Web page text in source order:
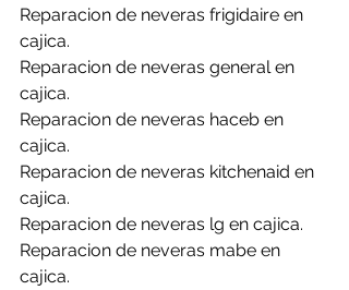
Reparacion de neveras frigidaire en
cajica.
Reparacion de neveras general en
cajica.
Reparacion de neveras haceb en
cajica.
Reparacion de neveras kitchenaid en
cajica.
Reparacion de neveras lg en cajica.
Reparacion de neveras mabe en
cajica.